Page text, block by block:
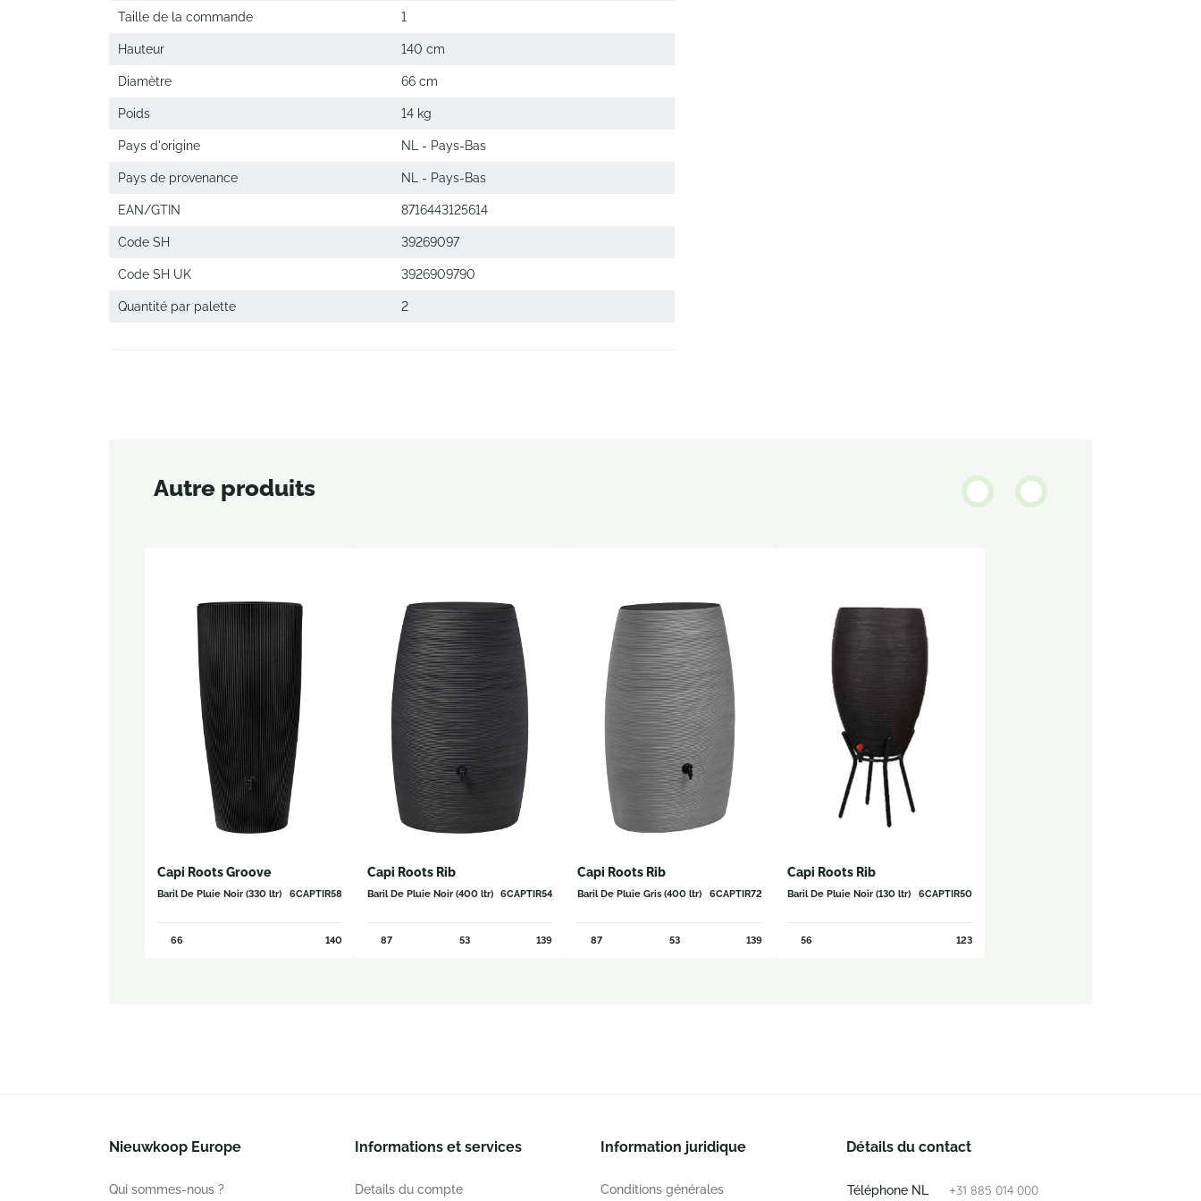
Taille de la commande 1
Hauteur 140 cm
Diamètre 66 cm
Poids 14 kg
Pays d'origine NL - Pays-Bas
Pays de provenance NL - Pays-Bas
EAN/GTIN 8716443125614
Code SH 39269097
Code SH UK 3926909790
Quantité par palette 2
Autre produits
Capi Roots Groove
Baril De Pluie Noir (330 ltr) 6CAPTIR58
66 140
Capi Roots Rib
Baril De Pluie Noir (400 ltr) 6CAPTIR54
87 53 139
Capi Roots Rib
Baril De Pluie Gris (400 ltr) 6CAPTIR72
87 53 139
Capi Roots Rib
Baril De Pluie Noir (130 ltr) 6CAPTIR50
56 123
Nieuwkoop Europe
Qui sommes-nous ?
Informations et services
Details du compte
Information juridique
Conditions générales
Détails du contact
Téléphone NL +31 885 014 000